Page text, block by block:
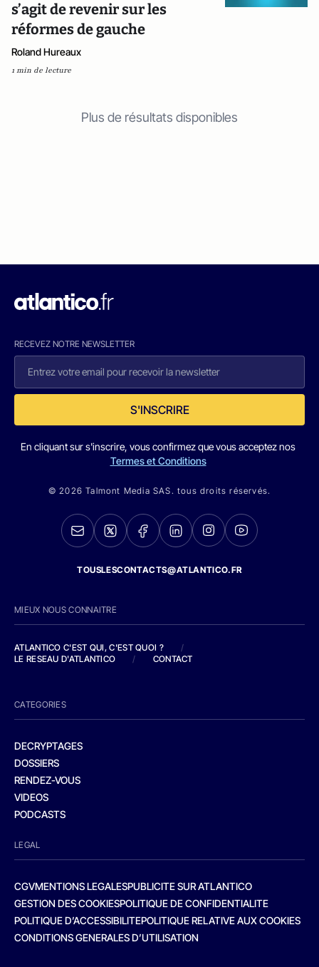
s’agit de revenir sur les
réformes de gauche
Roland Hureaux
1 min de lecture
Plus de résultats disponibles
RECEVEZ NOTRE NEWSLETTER
S'INSCRIRE
En cliquant sur s'inscrire, vous confirmez que vous acceptez nos
Termes et Conditions
© 2026 Talmont Media SAS. tous droits réservés.
TOUSLESCONTACTS@ATLANTICO.FR
MIEUX NOUS CONNAITRE
ATLANTICO C'EST QUI, C'EST QUOI ?
/
LE RESEAU D'ATLANTICO
/ CONTACT
CATEGORIES
DECRYPTAGES
DOSSIERS
RENDEZ-VOUS
VIDEOS
PODCASTS
LEGAL
CGVMENTIONS LEGALESPUBLICITE SUR ATLANTICO
GESTION DES COOKIESPOLITIQUE DE CONFIDENTIALITE
POLITIQUE D’ACCESSIBILITEPOLITIQUE RELATIVE AUX COOKIES
CONDITIONS GENERALES D’UTILISATION